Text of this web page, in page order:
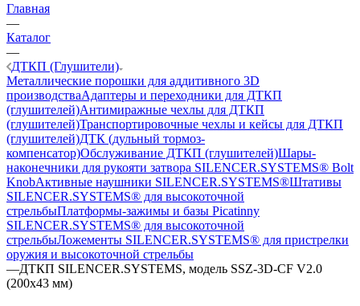
Главная
—
Каталог
—
ДТКП (Глушители)
Металлические порошки для аддитивного 3D
производстваАдаптеры и переходники для ДТКП
(глушителей)Антимиражные чехлы для ДТКП
(глушителей)Транспортировочные чехлы и кейсы для ДТКП
(глушителей)ДТК (дульный тормоз-
компенсатор)Обслуживание ДТКП (глушителей)Шары-
наконечники для рукояти затвора SILENCER.SYSTEMS® Bolt
KnobАктивные наушники SILENCER.SYSTEMS®Штативы
SILENCER.SYSTEMS® для высокоточной
стрельбыПлатформы-зажимы и базы Picatinny
SILENCER.SYSTEMS® для высокоточной
стрельбыЛожементы SILENCER.SYSTEMS® для пристрелки
оружия и высокоточной стрельбы
—ДТКП SILENCER.SYSTEMS, модель SSZ-3D-CF V2.0
(200х43 мм)